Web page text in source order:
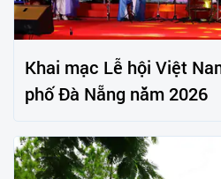
Khai mạc Lễ hội Việt
phố Đà Nẵng năm 2026